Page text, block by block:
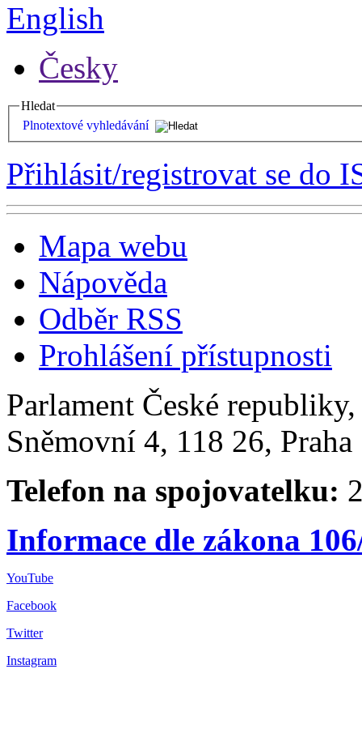
English
Česky
Hledat
Plnotextové vyhledávání
Přihlásit/registrovat se do
Mapa webu
Nápověda
Odběr RSS
Prohlášení přístupnosti
Parlament České
Sněmovní 4, 118 26,
Telefon na spojovatelku:
Informace dle zákona
YouTube
Facebook
Twitter
Instagram